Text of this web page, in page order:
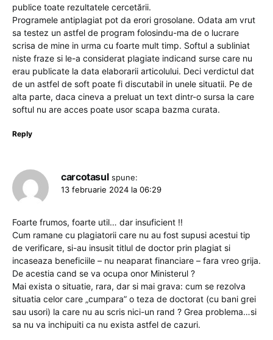
publice toate rezultatele cercetării.
Programele antiplagiat pot da erori grosolane. Odata am vrut
sa testez un astfel de program folosindu-ma de o lucrare
scrisa de mine in urma cu foarte mult timp. Softul a subliniat
niste fraze si le-a considerat plagiate indicand surse care nu
erau publicate la data elaborarii articolului. Deci verdictul dat
de un astfel de soft poate fi discutabil in unele situatii. Pe de
alta parte, daca cineva a preluat un text dintr-o sursa la care
softul nu are acces poate usor scapa bazma curata.
Reply
carcotasul spune:
13 februarie 2024 la 06:29
Foarte frumos, foarte util… dar insuficient !!
Cum ramane cu plagiatorii care nu au fost supusi acestui tip
de verificare, si-au insusit titlul de doctor prin plagiat si
incaseaza beneficiile – nu neaparat financiare – fara vreo grija.
De acestia cand se va ocupa onor Ministerul ?
Mai exista o situatie, rara, dar si mai grava: cum se rezolva
situatia celor care „cumpara” o teza de doctorat (cu bani grei
sau usori) la care nu au scris nici-un rand ? Grea problema…si
sa nu va inchipuiti ca nu exista astfel de cazuri.